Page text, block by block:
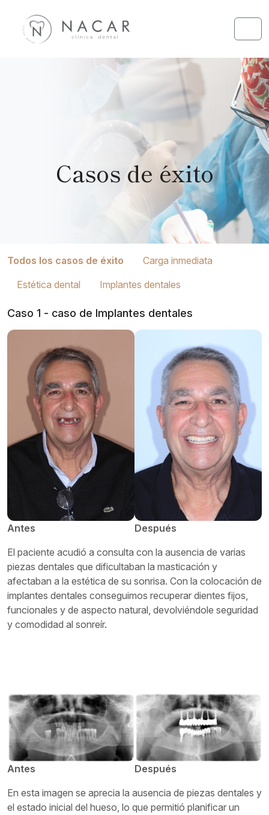
Casos de éxito
Todos los casos de éxito
Carga inmediata
Estética dental
Implantes dentales
Caso 1 - caso de Implantes dentales
Antes
Después
El paciente acudió a consulta con la ausencia de varias
piezas dentales que dificultaban la masticación y
afectaban a la estética de su sonrisa. Con la colocación de
implantes dentales conseguimos recuperar dientes fijos,
funcionales y de aspecto natural, devolviéndole seguridad
y comodidad al sonreír.
Antes
Después
En esta imagen se aprecia la ausencia de piezas dentales y
el estado inicial del hueso, lo que permitió planificar un